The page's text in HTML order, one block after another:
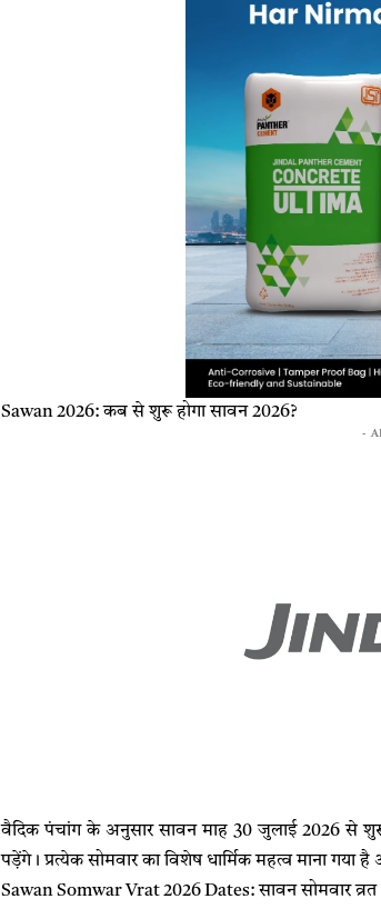
Sawan 2026: कब से शुरू होगा सावन 2026?
-
वैदिक पंचांग के अनुसार सावन माह 30 जुलाई 2026 से
पड़ेंगे। प्रत्येक सोमवार का विशेष धार्मिक महत्व माना गया
Sawan Somwar Vrat 2026 Dates: सावन सोमवार व्रत